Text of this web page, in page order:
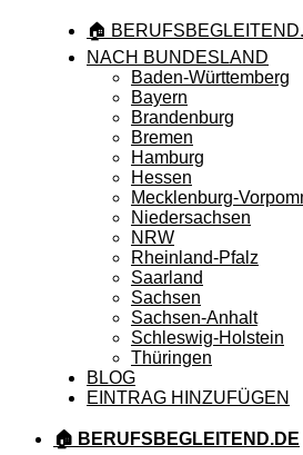
🏠
NACH BUNDESLAND
Baden-Württemberg
Bayern
Brandenburg
Bremen
Hamburg
Hessen
Mecklenburg-
Niedersachsen
NRW
Rheinland-Pfalz
Saarland
Sachsen
Sachsen-Anhalt
Schleswig-Holstein
Thüringen
BLOG
EINTRAG HINZUFÜGEN
🏠 BERUFSBEGLEITEND.DE